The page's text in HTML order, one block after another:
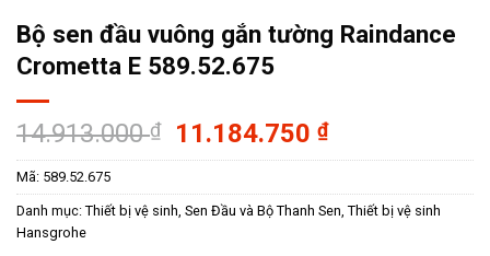
Bộ sen đầu vuông gắn tường Raindance
Crometta E 589.52.675
14.913.000₫
Giá
gốc
14.913.000 ₫.
11.184.750₫Giá
hiện
là:
Mã: 589.52.675
Danh mục: Thiết bị vệ sinh Sen Đầu và Bộ Thanh Sen Thiết bị vệ sinh
Hansgrohe